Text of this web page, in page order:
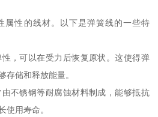
属性的线材。以下是弹簧线的一些特
，可以在受力后恢复原状。这使得弹
存储和释放能量。
不锈钢等耐腐蚀材料制成，能够抵抗
使用寿命。